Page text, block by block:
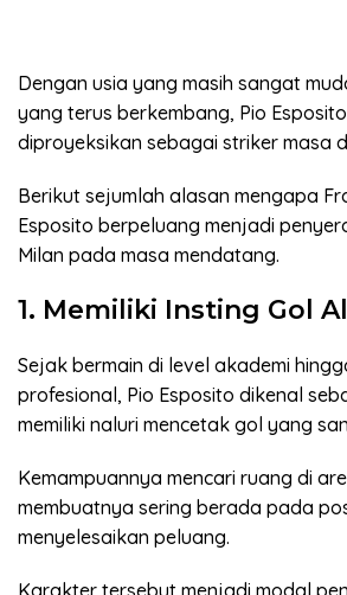
Dengan usia yang masih sangat
yang terus berkembang, Pio
diproyeksikan sebagai striker masa
Berikut sejumlah alasan mengapa
Esposito berpeluang menjadi
Milan pada masa mendatang.
1. Memiliki Insting Gol
Sejak bermain di level akademi
profesional, Pio Esposito dikenal
memiliki naluri mencetak gol yang
Kemampuannya mencari ruang di
membuatnya sering berada pada
menyelesaikan peluang.
Karakter tersebut menjadi modal